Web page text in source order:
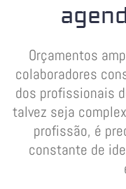
Orçamentos
colaboradores
dos profissionais
talvez seja
profissão, é
constante de